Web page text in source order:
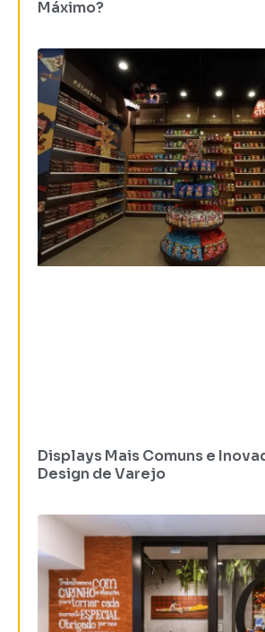
Máximo?
Displays Mais Comuns e
Design de Varejo